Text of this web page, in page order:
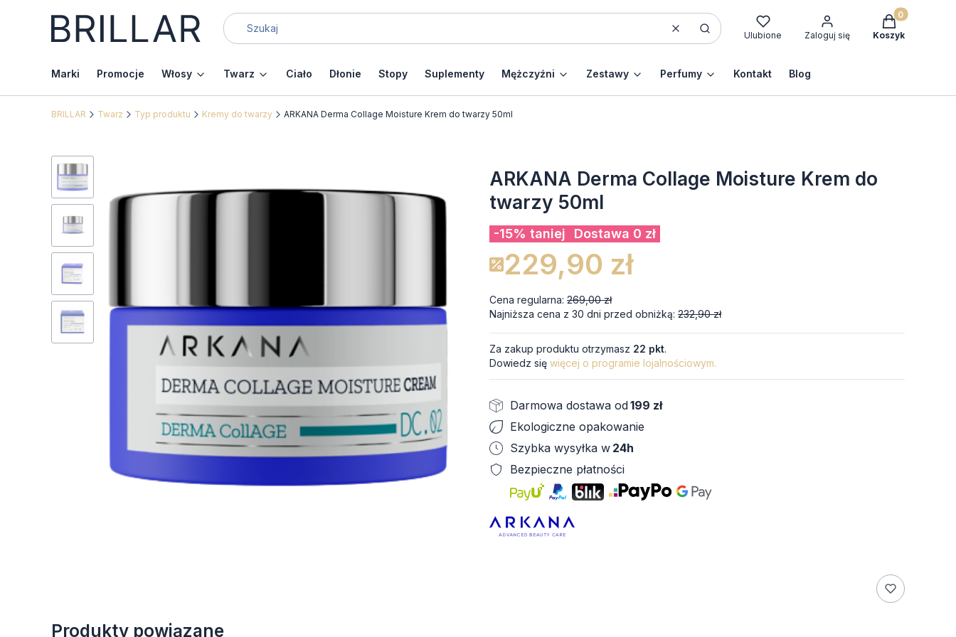
WyczyśćSzukaj Ulubione Zaloguj się
Produkty w
Koszyk
Marki Promocje Włosy Twarz Ciało Dłonie Stopy Suplementy Mężczyźni Zestawy Perfumy Kontakt Blog
BRILLAR Twarz Typ produktu Kremy do twarzy ARKANA Derma Collage Moisture Krem do twarzy 50ml
ARKANA Derma Collage Moisture Krem do
twarzy 50ml
-15% taniej Dostawa 0 zł
229,90 zł
Cena regularna: 269,00 zł
Najniższa cena z 30 dni przed obniżką: 232,90 zł
Za zakup produktu otrzymasz 22 pkt.
Dowiedz się więcej o programie lojalnościowym.
Darmowa dostawa od199 zł
Ekologiczne opakowanie
Szybka wysyłka w 24h
Bezpieczne płatności
Produkty powiązane